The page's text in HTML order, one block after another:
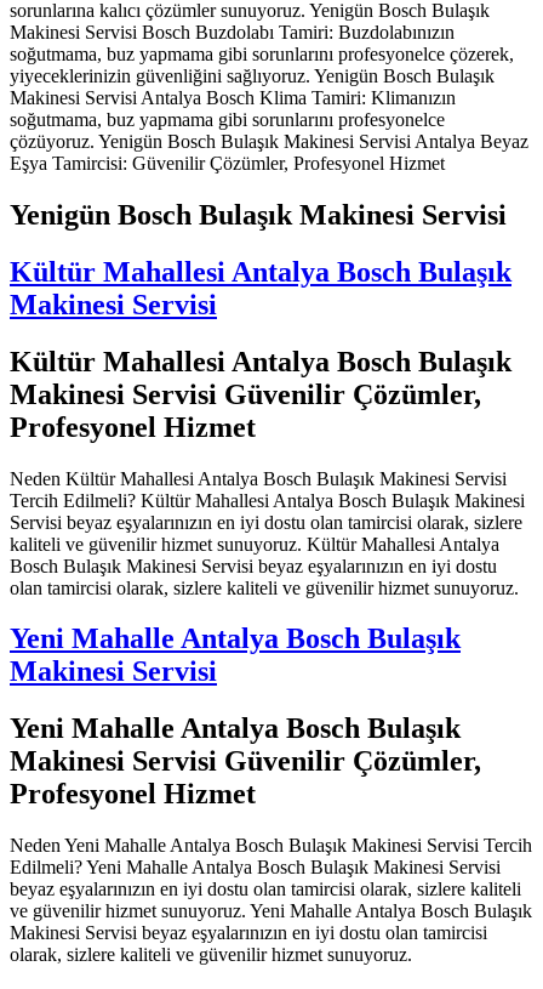
sorunlarına kalıcı çözümler sunuyoruz. Yenigün Bosch Bulaşık
Makinesi Servisi Bosch Buzdolabı Tamiri: Buzdolabınızın
soğutmama, buz yapmama gibi sorunlarını profesyonelce çözerek,
yiyeceklerinizin güvenliğini sağlıyoruz. Yenigün Bosch Bulaşık
Makinesi Servisi Antalya Bosch Klima Tamiri: Klimanızın
soğutmama, buz yapmama gibi sorunlarını profesyonelce
çözüyoruz. Yenigün Bosch Bulaşık Makinesi Servisi Antalya Beyaz
Eşya Tamircisi: Güvenilir Çözümler, Profesyonel Hizmet
Yenigün Bosch Bulaşık Makinesi Servisi
Kültür Mahallesi Antalya Bosch Bulaşık
Makinesi Servisi
Kültür Mahallesi Antalya Bosch Bulaşık
Makinesi Servisi Güvenilir Çözümler,
Profesyonel Hizmet
Neden Kültür Mahallesi Antalya Bosch Bulaşık Makinesi Servisi
Tercih Edilmeli? Kültür Mahallesi Antalya Bosch Bulaşık Makinesi
Servisi beyaz eşyalarınızın en iyi dostu olan tamircisi olarak, sizlere
kaliteli ve güvenilir hizmet sunuyoruz. Kültür Mahallesi Antalya
Bosch Bulaşık Makinesi Servisi beyaz eşyalarınızın en iyi dostu
olan tamircisi olarak, sizlere kaliteli ve güvenilir hizmet sunuyoruz.
Yeni Mahalle Antalya Bosch Bulaşık
Makinesi Servisi
Yeni Mahalle Antalya Bosch Bulaşık
Makinesi Servisi Güvenilir Çözümler,
Profesyonel Hizmet
Neden Yeni Mahalle Antalya Bosch Bulaşık Makinesi Servisi Tercih
Edilmeli? Yeni Mahalle Antalya Bosch Bulaşık Makinesi Servisi
beyaz eşyalarınızın en iyi dostu olan tamircisi olarak, sizlere kaliteli
ve güvenilir hizmet sunuyoruz. Yeni Mahalle Antalya Bosch Bulaşık
Makinesi Servisi beyaz eşyalarınızın en iyi dostu olan tamircisi
olarak, sizlere kaliteli ve güvenilir hizmet sunuyoruz.